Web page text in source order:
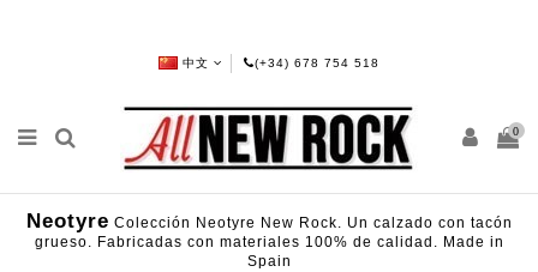
中文 (+34) 678 754 518
0
Neotyre Colección Neotyre New Rock. Un calzado con tacón
grueso. Fabricadas con materiales 100% de calidad. Made in
Spain